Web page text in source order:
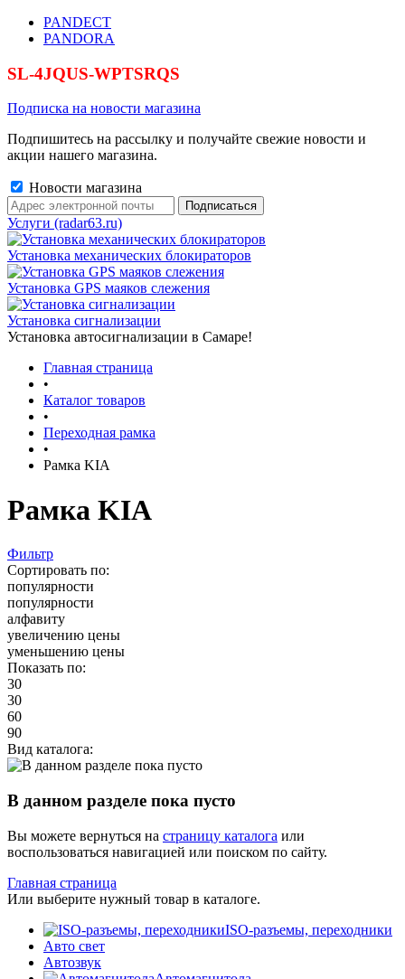
PANDECT
PANDORA
SL-4JQUS-WPTSRQS
Подписка на новости магазина
Подпишитесь на рассылку и получайте свежие новости и
акции нашего магазина.
Новости магазина
Услуги (radar63.ru)
Установка механических блокираторов
Установка GPS маяков слежения
Установка сигнализации
Установка автосигнализации в Самаре!
Главная страница
•
Каталог товаров
•
Переходная рамка
•
Рамка KIA
Рамка KIA
Фильтр
Сортировать по:
популярности
популярности
алфавиту
увеличению цены
уменьшению цены
Показать по:
30
30
60
90
Вид каталога:
В данном разделе пока пусто
Вы можете вернуться на страницу каталога или
воспользоваться навигацией или поиском по сайту.
Главная страница
Или выберите нужный товар в каталоге.
ISO-разъемы, переходники
Авто свет
Автозвук